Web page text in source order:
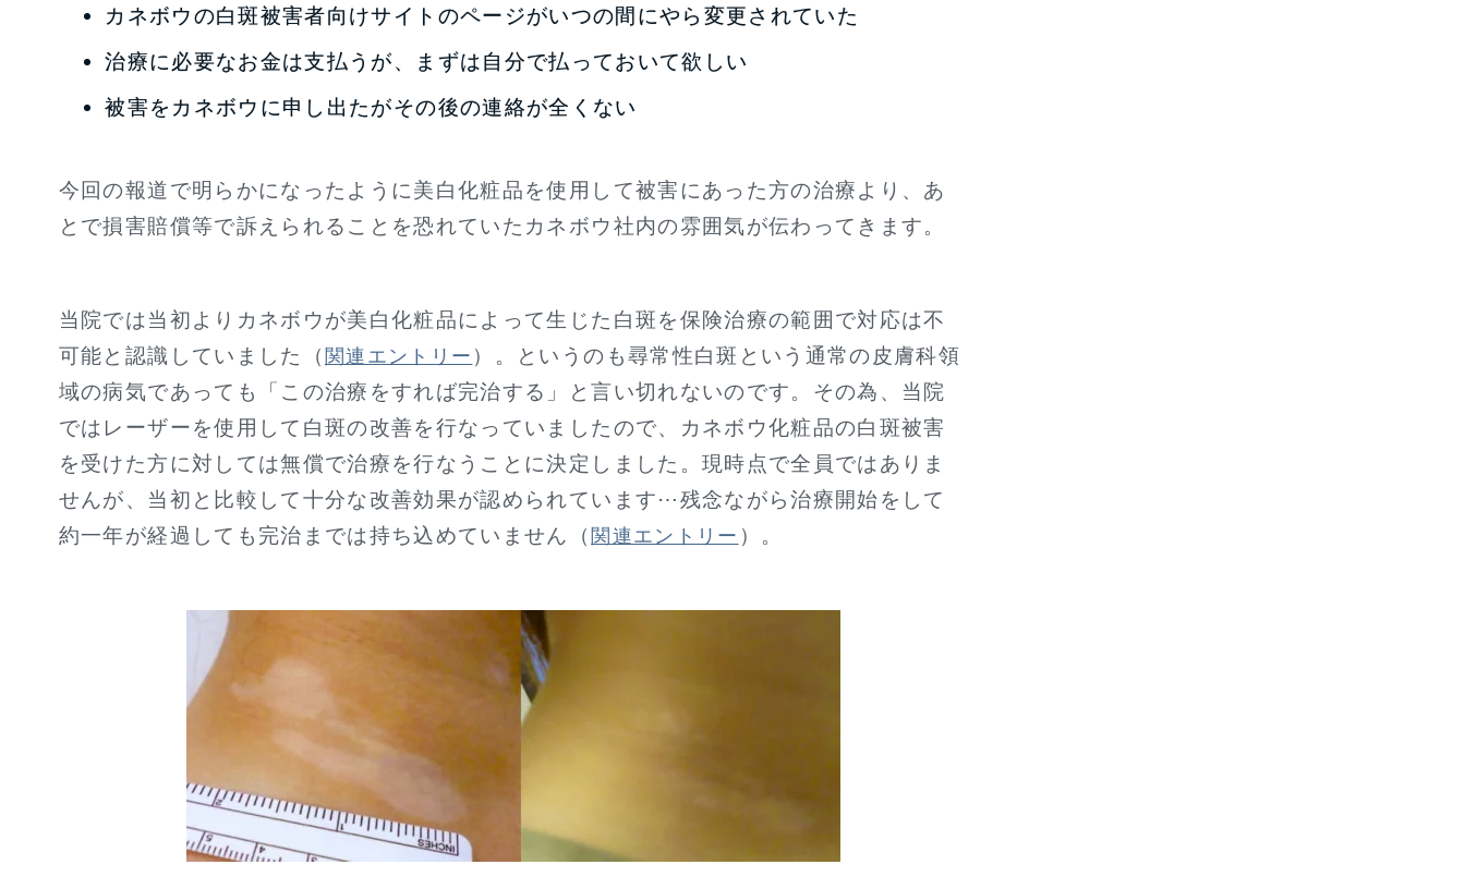
カネボウの白斑被害者向けサイトのページがいつの間にやら変更されていた
治療に必要なお金は支払うが、まずは自分で払っておいて欲しい
被害をカネボウに申し出たがその後の連絡が全くない
今回の報道で明らかになったように美白化粧品を使用して被害にあった方の治療より、あ
とで損害賠償等で訴えられることを恐れていたカネボウ社内の雰囲気が伝わってきます。
当院では当初よりカネボウが美白化粧品によって生じた白斑を保険治療の範囲で対応は不
可能と認識していました（関連エントリー ）。というのも尋常性白斑という通常の皮膚科領
域の病気であっても「この治療をすれば完治する」と言い切れないのです。その為、当院
ではレーザーを使用して白斑の改善を行なっていましたので、カネボウ化粧品の白斑被害
を受けた方に対しては無償で治療を行なうことに決定しました。現時点で全員ではありま
せんが、当初と比較して十分な改善効果が認められています⋯残念ながら治療開始をして
約一年が経過しても完治までは持ち込めていません（関連エントリー ）。